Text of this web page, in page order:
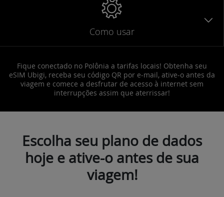
Como usar
Fique conectado no Polônia a tarifas locais! Obtenha seu
eSIM Ubigi, receba seu código QR por e-mail, ative-o antes da
viagem e comece a desfrutar de acesso à internet sem
interrupções assim que aterrissar!
Escolha seu plano de dados
hoje e ative-o antes de sua
viagem!